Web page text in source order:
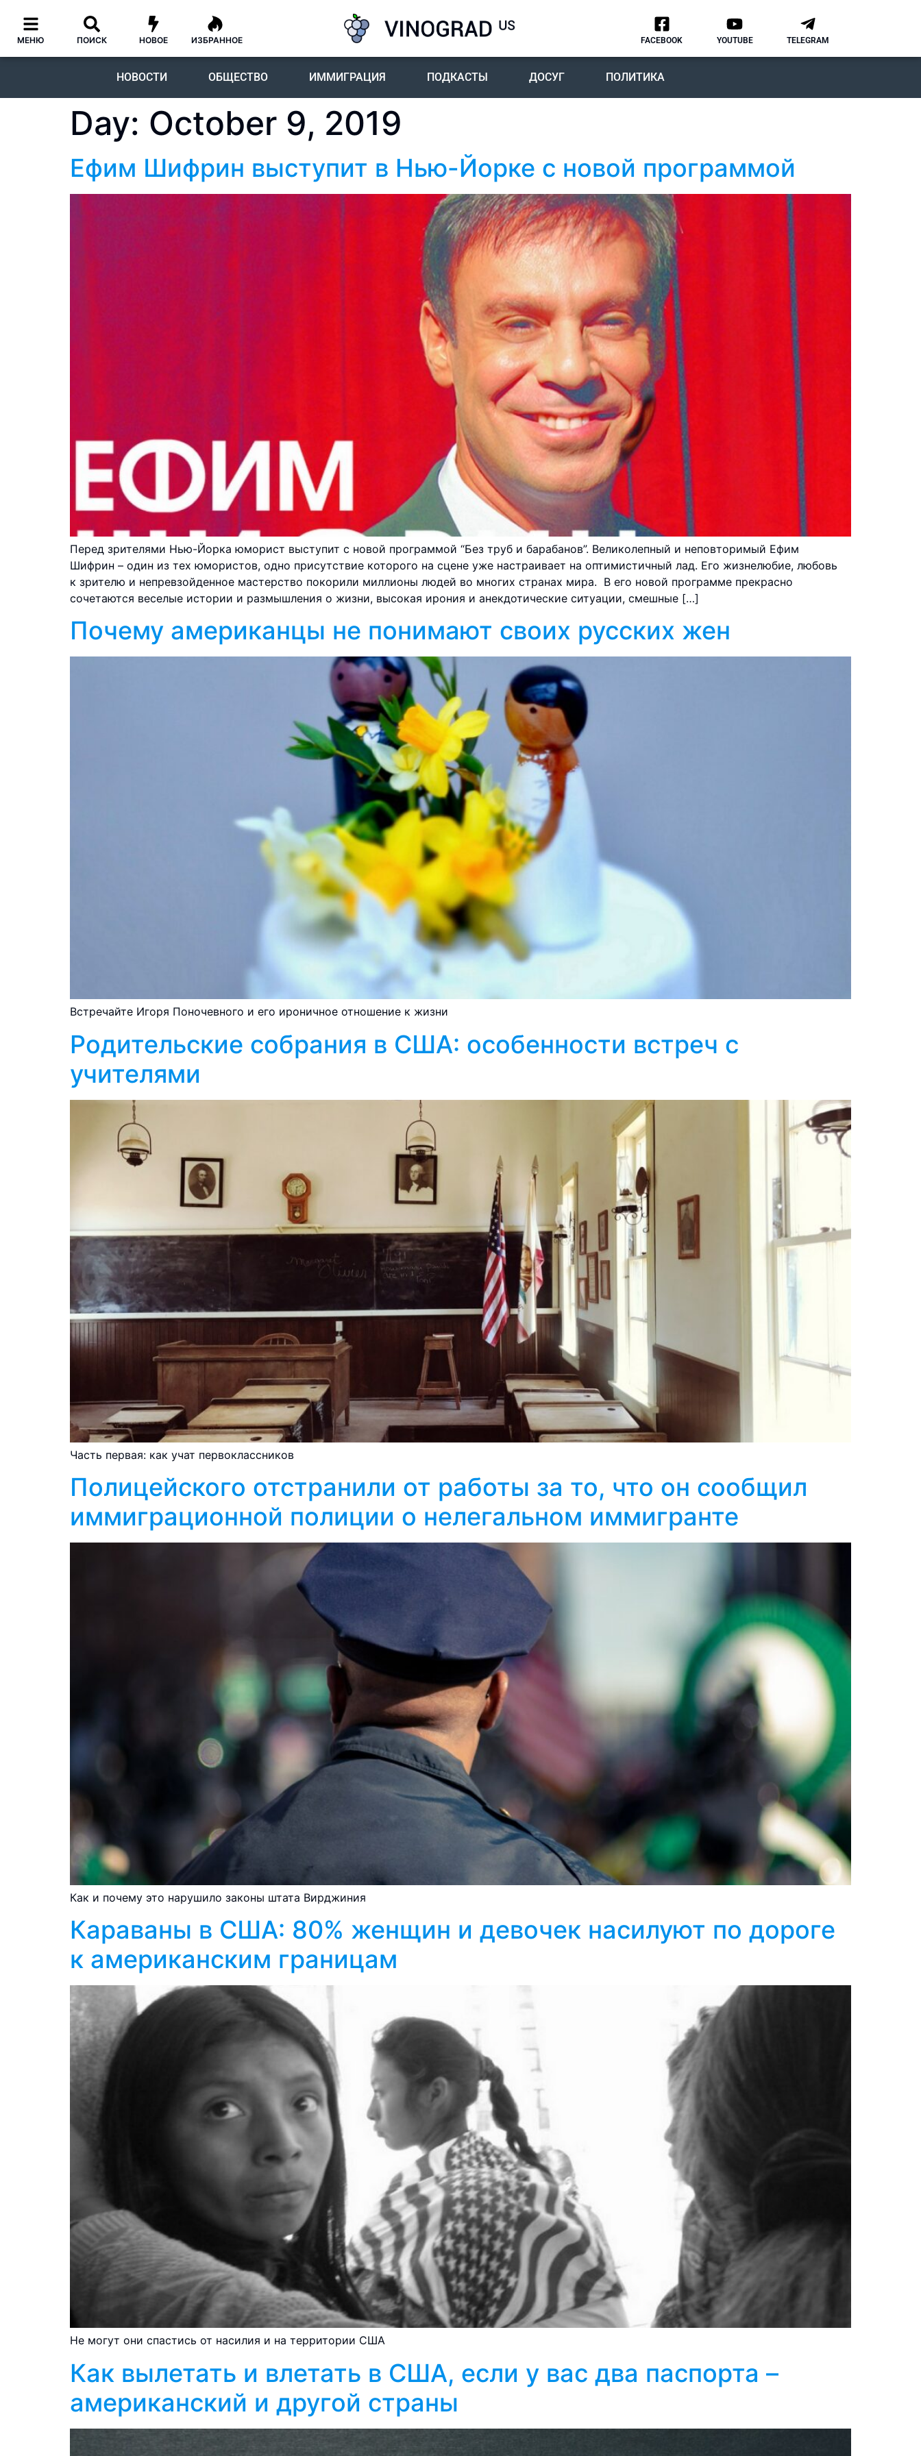
МЕНЮ ПОИСК НОВОЕ ИЗБРАННОЕ FACEBOOK YOUTUBE TELEGRAM
НОВОСТИ ОБЩЕСТВО ИММИГРАЦИЯ ПОДКАСТЫ ДОСУГ ПОЛИТИКА
Day: October 9, 2019
Ефим Шифрин выступит в Нью-Йорке с новой программой
Перед зрителями Нью-Йорка юморист выступит с новой программой “Без труб и барабанов”. Великолепный и неповторимый Ефим
Шифрин – один из тех юмористов, одно присутствие которого на сцене уже настраивает на оптимистичный лад. Его жизнелюбие, любовь
к зрителю и непревзойденное мастерство покорили миллионы людей во многих странах мира. В его новой программе прекрасно
сочетаются веселые истории и размышления о жизни, высокая ирония и анекдотические ситуации, смешные […]
Почему американцы не понимают своих русских жен
Встречайте Игоря Поночевного и его ироничное отношение к жизни
Родительские собрания в США: особенности встреч с
учителями
Часть первая: как учат первоклассников
Полицейского отстранили от работы за то, что он сообщил
иммиграционной полиции о нелегальном иммигранте
Как и почему это нарушило законы штата Вирджиния
Караваны в США: 80% женщин и девочек насилуют по дороге
к американским границам
Не могут они спастись от насилия и на территории США
Как вылетать и влетать в США, если у вас два паспорта –
американский и другой страны